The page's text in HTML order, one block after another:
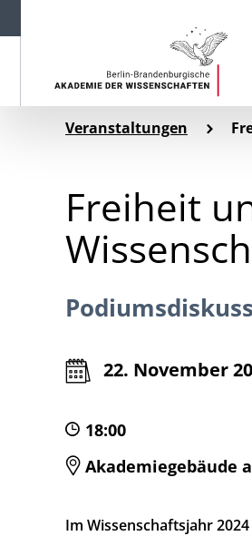
Veranstaltungen
Freiheit
22. November
18:00
Akademiegebäude
Im Wissenschaftsjahr